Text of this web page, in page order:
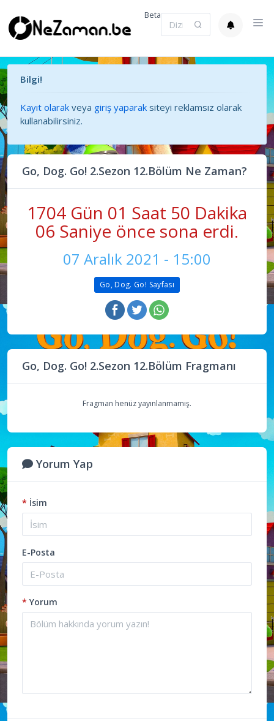
Beta
Bilgi!
Kayıt olarak veya giriş yaparak siteyi reklamsız olarak
kullanabilirsiniz.
Go, Dog. Go! 2.Sezon 12.Bölüm Ne Zaman?
1704 Gün 01 Saat 50 Dakika
06 Saniye önce sona erdi.
07 Aralık 2021 - 15:00
Go, Dog. Go! Sayfası
Go, Dog. Go! 2.Sezon 12.Bölüm Fragmanı
Fragman henüz yayınlanmamış.
Yorum Yap
* İsim
E-Posta
* Yorum